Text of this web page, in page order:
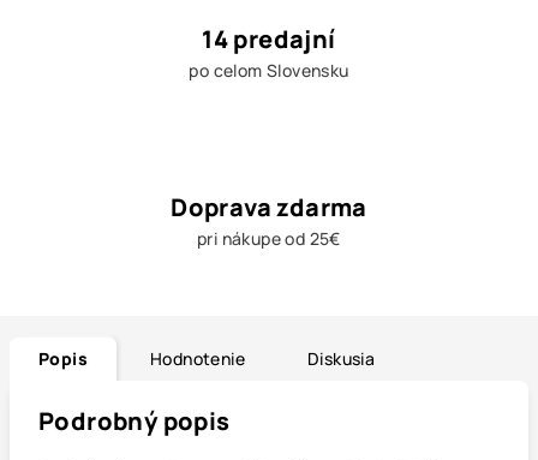
14 predajní
po celom Slovensku
Doprava zdarma
pri nákupe od 25€
Popis Hodnotenie Diskusia
Podrobný popis